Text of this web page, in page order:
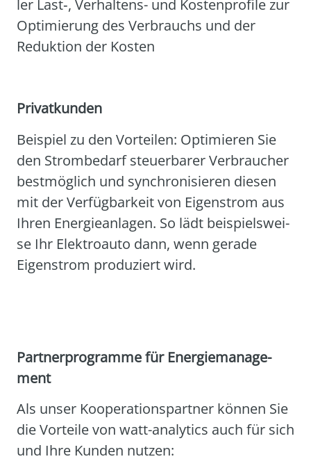
ler Last‑, Ver­hal­tens- und Kos­ten­pro­fi­le zur
Opti­mie­rung des Ver­brauchs und der
Reduk­ti­on der Kos­ten
Pri­vat­kun­den
Bei­spiel zu den Vor­tei­len: Opti­mie­ren Sie
den Strom­be­darf steu­er­ba­rer Ver­brau­cher
best­mög­lich und syn­chro­ni­sie­ren die­sen
mit der Ver­füg­bar­keit von Eigen­strom aus
Ihren Ener­gie­an­la­gen. So lädt bei­spiels­wei­
se Ihr Elek­tro­au­to dann, wenn gera­de
Eigen­strom pro­du­ziert wird.
Part­ner­pro­gram­me für Ener­gie­ma­nage­
ment
Als unser Koope­ra­ti­ons­part­ner kön­nen Sie
die Vor­tei­le von watt-ana­ly­tics auch für sich
und Ihre Kun­den nut­zen: